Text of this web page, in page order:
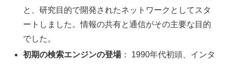
と、研究目的で開発されたネットワークとしてスタ
ートしました。情報の共有と通信がその主要な目的
でした。
初期の検索エンジンの登場： 1990年代初頭、インタ